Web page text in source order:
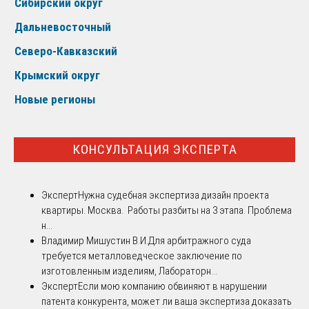
Сибирский округ
Дальневосточный
Северо-Кавказский
Крымский округ
Новые регионы
КОНСУЛЬТАЦИЯ ЭКСПЕРТА
ЭкспертНужна судебная экспертиза дизайн проекта
квартиры. Москва. Работы разбиты на 3 этапа. Проблема
н...
Владимир Мишустин В.И.Для арбитражного суда
требуется металловедческое заключение по
изготовленным изделиям, Лабораторн...
ЭкспертЕсли мою компанию обвиняют в нарушении
патента конкурента, может ли ваша экспертиза доказать